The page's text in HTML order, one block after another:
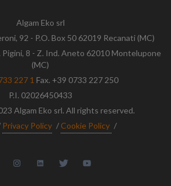
Algam Eko srl
92 - P.O. Box 50 62019 Recanati (MC)
8 - Z. Ind. Aneto 62010 Montelupone
(MC)
227 1 Fax. +39 0733 227 250
P.I. 02026450433
Algam Eko srl. All rights reserved.
Privacy Policy / Cookie Policy /